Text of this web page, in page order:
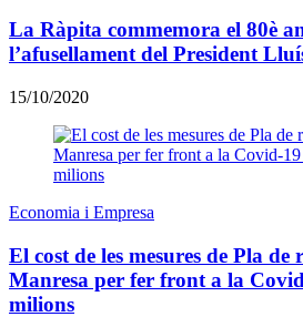
La Ràpita commemora el 80è
l’afusellament del President
15/10/2020
Economia i Empresa
El cost de les mesures de Pla de
Manresa per fer front a la
milions